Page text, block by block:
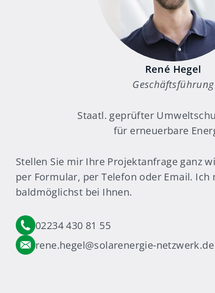
René Hegel
Geschäftsführung
Staatl. geprüfter
für erneuerbare
Stellen Sie mir Ihre Projektanfrage ganz
per Formular, per Telefon oder Email. Ich
baldmöglichst bei Ihnen.
02234 430 81 55
rene.hegel@solarenergie-netzwerk.de